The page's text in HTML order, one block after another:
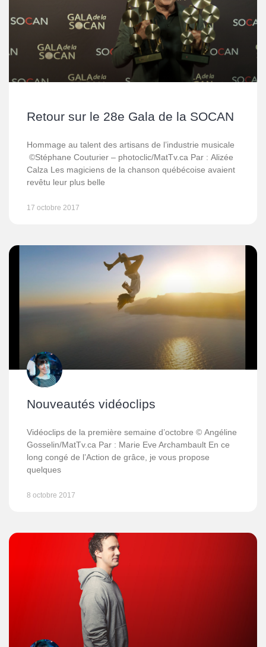
Retour sur le 28e Gala de la SOCAN
Hommage au talent des artisans de l’industrie musicale
©Stéphane Couturier – photoclic/MatTv.ca Par : Alizée
Calza Les magiciens de la chanson québécoise avaient
revêtu leur plus belle
17 octobre 2017
Nouveautés vidéoclips
Vidéoclips de la première semaine d’octobre © Angéline
Gosselin/MatTv.ca Par : Marie Eve Archambault En ce
long congé de l’Action de grâce, je vous propose
quelques
8 octobre 2017